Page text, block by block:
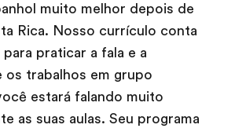
muito melhor depois de
Rica. Nosso currículo conta
praticar a fala e a
os trabalhos em grupo
estará falando muito
as suas aulas. Seu programa